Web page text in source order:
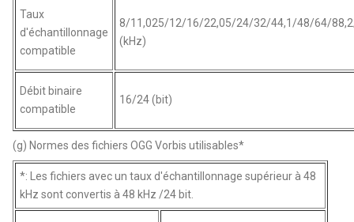
Taux
d'échantillonnage
compatible
8/11,025/12/16/22,05/24/32/44,1/48/64/
(kHz)
Débit binaire
compatible
16/24 (bit)
(g) Normes des fichiers OGG Vorbis utilisables*
*: Les fichiers avec un taux d'échantillonnage supérieur à 48
kHz sont convertis à 48 kHz /24 bit.